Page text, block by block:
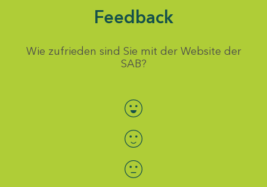
Feedback
Wie zufrieden sind Sie mit der Website der
SAB?
Bewertung auswählen